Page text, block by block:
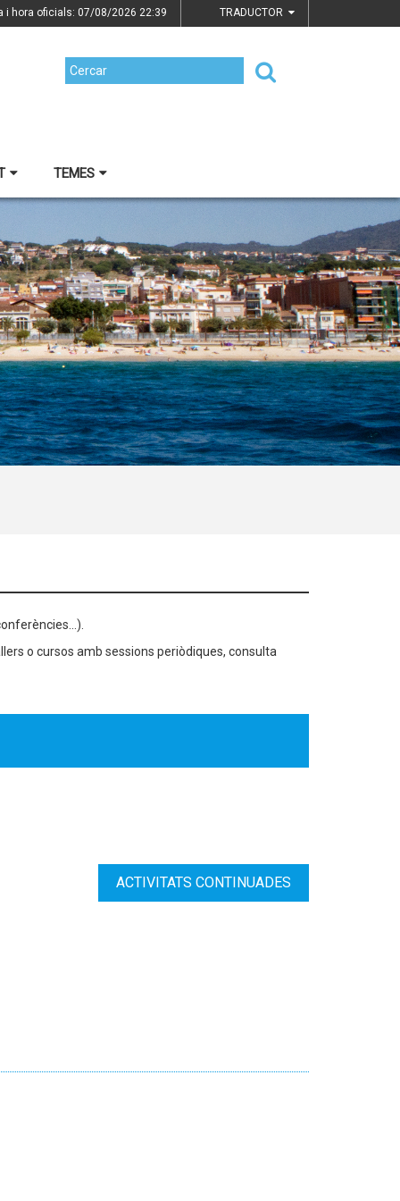
i hora oficials: 07/08/2026 22:39 TRADUCTOR
TEMES
o cursos amb sessions periòdiques, consulta
ACTIVITATS CONTINUADES